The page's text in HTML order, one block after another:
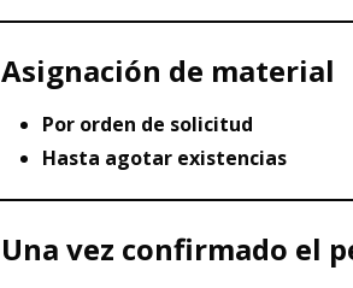
Asignación de material
Por orden de solicitud
Hasta agotar existencias
Una vez confirmado el